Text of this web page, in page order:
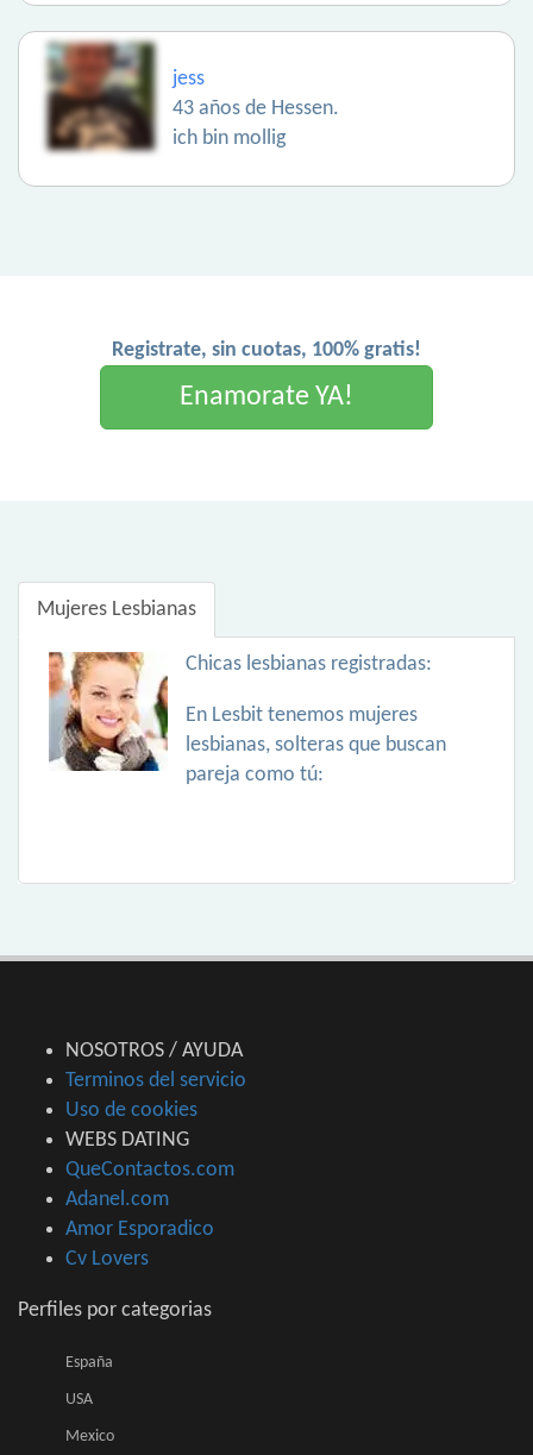
jess
43 años de Hessen.
ich bin mollig
Registrate, sin cuotas, 100% gratis!
Enamorate YA!
Mujeres Lesbianas
Chicas lesbianas registradas:
En Lesbit tenemos mujeres
lesbianas, solteras que buscan
pareja como tú:
NOSOTROS / AYUDA
Terminos del servicio
Uso de cookies
WEBS DATING
QueContactos.com
Adanel.com
Amor Esporadico
Cv Lovers
Perfiles por categorias
España
USA
Mexico